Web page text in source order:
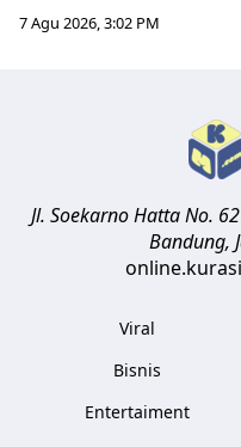
7 Agu 2026, 3:02 PM
Jl. Soekarno Hatta No.
Bandung,
Viral
Bisnis
Entertaiment